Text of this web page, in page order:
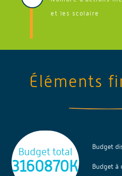
et les scolaire
Éléments
Budget total
3160870K
Budget
Budget à